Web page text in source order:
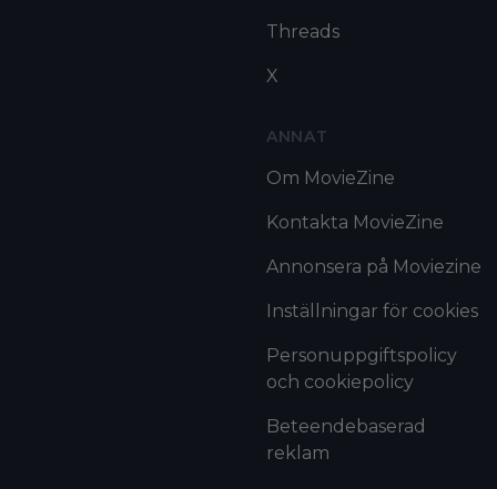
Threads
X
ANNAT
Om MovieZine
Kontakta MovieZine
Annonsera på Moviezine
Inställningar för cookies
Personuppgiftspolicy
och cookiepolicy
Beteendebaserad
reklam